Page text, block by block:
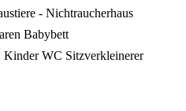
- Nichtraucherhaus
Babybett
WC Sitzverkleinerer